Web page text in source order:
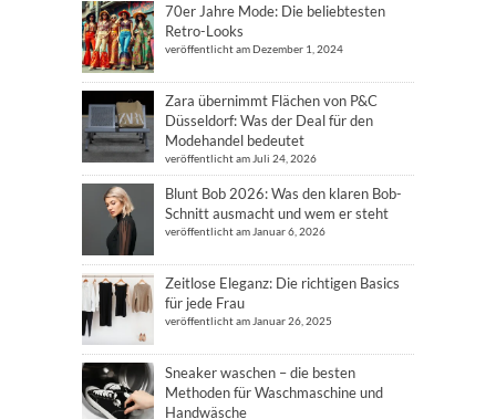
70er Jahre Mode: Die beliebtesten
Retro-Looks
veröffentlicht am Dezember 1, 2024
Zara übernimmt Flächen von P&C
Düsseldorf: Was der Deal für den
Modehandel bedeutet
veröffentlicht am Juli 24, 2026
Blunt Bob 2026: Was den klaren Bob-
Schnitt ausmacht und wem er steht
veröffentlicht am Januar 6, 2026
Zeitlose Eleganz: Die richtigen Basics
für jede Frau
veröffentlicht am Januar 26, 2025
Sneaker waschen – die besten
Methoden für Waschmaschine und
Handwäsche